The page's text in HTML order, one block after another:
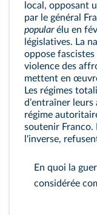
local, opposant
par le général
popularélu en
législatives. La
oppose
violence des
mettent en
Les régimes
dʼentraîner leurs
régime
soutenir Franco.
l'inverse,
En quoi la
considérée